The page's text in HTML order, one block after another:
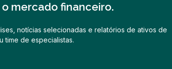
mercado financeiro.
notícias selecionadas e relatórios de ativos de
time de especialistas.